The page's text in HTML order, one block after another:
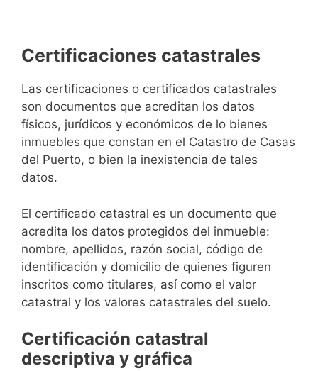
Certificaciones catastrales
Las certificaciones o certificados catastrales
son documentos que acreditan los datos
físicos, jurídicos y económicos de lo bienes
inmuebles que constan en el Catastro de Casas
del Puerto, o bien la inexistencia de tales
datos.
El certificado catastral es un documento que
acredita los datos protegidos del inmueble:
nombre, apellidos, razón social, código de
identificación y domicilio de quienes figuren
inscritos como titulares, así como el valor
catastral y los valores catastrales del suelo.
Certificación catastral
descriptiva y gráfica